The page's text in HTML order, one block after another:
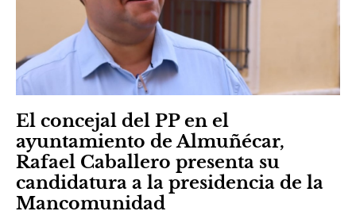
El concejal del PP en el
ayuntamiento de Almuñécar,
Rafael Caballero presenta su
candidatura a la presidencia de la
Mancomunidad